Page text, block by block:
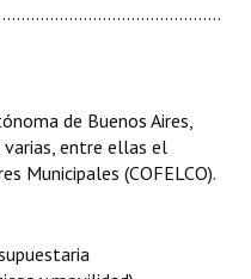
de Buenos Aires,
varias, entre ellas el
Municipales (COFELCO).